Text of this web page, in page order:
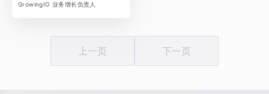
GrowingIO 业务增长负责人
上一页 下一页